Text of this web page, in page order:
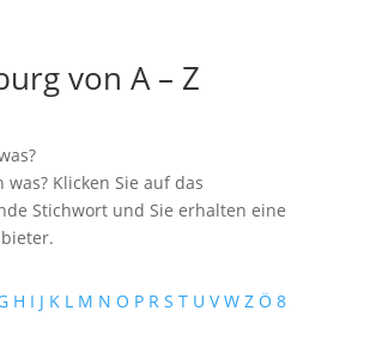
von A – Z
was? Klicken Sie auf das
Stichwort und Sie erhalten eine
H I J K L M N O P R S T U V W Z Ö 8